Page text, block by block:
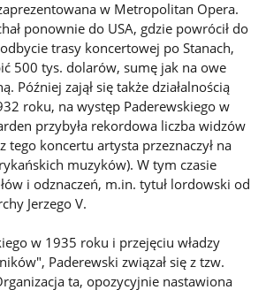
w Metropolitan Opera.
ponownie do USA, gdzie powrócił do
trasy koncertowej po Stanach,
500 tys. dolarów, sumę jak na owe
Później zajął się także działalnością
roku, na występ Paderewskiego w
przybyła rekordowa liczba widzów
tego koncertu artysta przeznaczył na
muzyków). W tym czasie
i odznaczeń, m.in. tytuł lordowski od
Jerzego V.
w 1935 roku i przejęciu władzy
Paderewski związał się z tzw.
ta, opozycyjnie nastawiona